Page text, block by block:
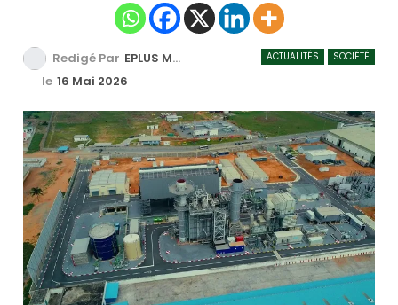
ACTUALITÉS SOCIÉTÉ
Redigé Par EPLUS MEDIA TV
le 16 Mai 2026